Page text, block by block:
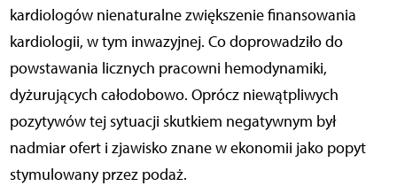
kardiologów nienaturalne zwiększenie finansowania
kardiologii, w tym inwazyjnej. Co doprowadziło do
powstawania licznych pracowni hemodynamiki,
dyżurujących całodobowo. Oprócz niewątpliwych
pozytywów tej sytuacji skutkiem negatywnym był
nadmiar ofert i zjawisko znane w ekonomii jako popyt
stymulowany przez podaż.